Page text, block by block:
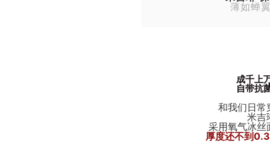
薄如蝉
成千上
自带抗
和我们日常
米吉
采用氧气冰丝
厚度还不到